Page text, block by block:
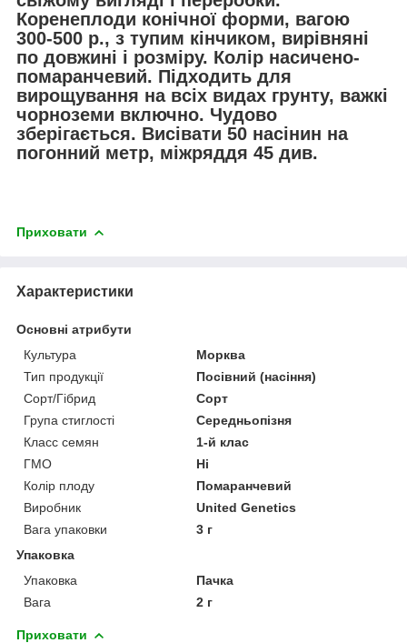
Коренеплоди конічної форми, вагою
300-500 р., з тупим кінчиком, вирівняні
по довжині і розміру. Колір насичено-
помаранчевий. Підходить для
вирощування на всіх видах грунту, важкі
чорноземи включно. Чудово
зберігається. Висівати 50 насінин на
погонний метр, міжряддя 45 див.
Приховати
Характеристики
Основні атрибути
Культура
Морква
Тип продукції
Посівний (насіння)
Сорт/Гібрид
Сорт
Група стиглості
Середньопізня
Класс семян
1-й клас
ГМО
Ні
Колір плоду
Помаранчевий
Виробник
United Genetics
Вага упаковки
3 г
Упаковка
Упаковка
Пачка
Вага
2 г
Приховати